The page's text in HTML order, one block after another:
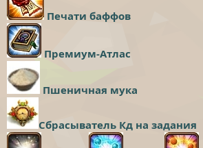
Печати баффов
Премиум-Атлас
Пшеничная мука
Сбрасыватель Кд на задания